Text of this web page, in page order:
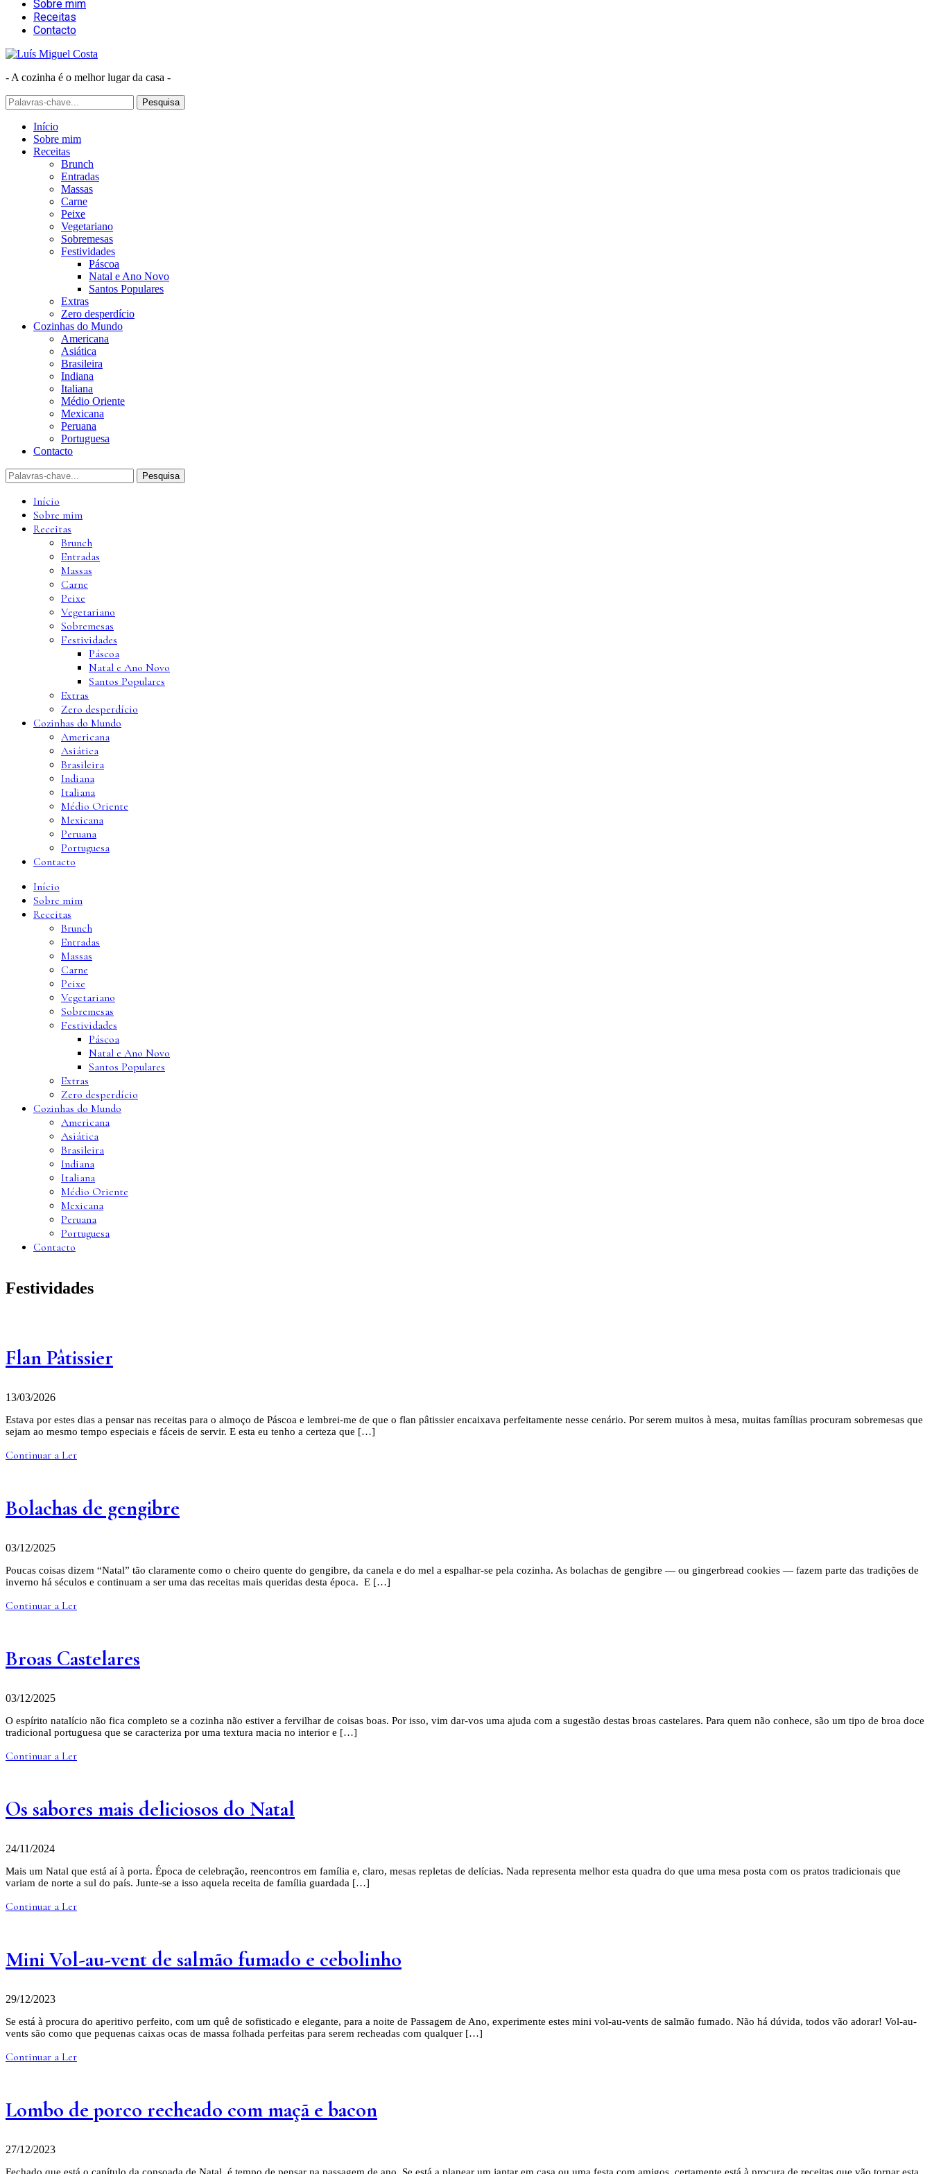
Sobre mim
Receitas
Contacto
- A cozinha é o melhor lugar da casa -
Início
Sobre mim
Receitas
Brunch
Entradas
Massas
Carne
Peixe
Vegetariano
Sobremesas
Festividades
Páscoa
Natal e Ano Novo
Santos Populares
Extras
Zero desperdício
Cozinhas do Mundo
Americana
Asiática
Brasileira
Indiana
Italiana
Médio Oriente
Mexicana
Peruana
Portuguesa
Contacto
Início
Sobre mim
Receitas
Brunch
Entradas
Massas
Carne
Peixe
Vegetariano
Sobremesas
Festividades
Páscoa
Natal e Ano Novo
Santos Populares
Extras
Zero desperdício
Cozinhas do Mundo
Americana
Asiática
Brasileira
Indiana
Italiana
Médio Oriente
Mexicana
Peruana
Portuguesa
Contacto
Início
Sobre mim
Receitas
Brunch
Entradas
Massas
Carne
Peixe
Vegetariano
Sobremesas
Festividades
Páscoa
Natal e Ano Novo
Santos Populares
Extras
Zero desperdício
Cozinhas do Mundo
Americana
Asiática
Brasileira
Indiana
Italiana
Médio Oriente
Mexicana
Peruana
Portuguesa
Contacto
Festividades
Flan Pâtissier
13/03/2026
Estava por estes dias a pensar nas receitas para o almoço de Páscoa e lembrei-me de que o flan pâtissier encaixava perfeitamente nesse cenário. Por serem muitos à mesa, muitas famílias procuram sobremesas que
sejam ao mesmo tempo especiais e fáceis de servir. E esta eu tenho a certeza que […]
Continuar a Ler
Bolachas de gengibre
03/12/2025
Poucas coisas dizem “Natal” tão claramente como o cheiro quente do gengibre, da canela e do mel a espalhar-se pela cozinha. As bolachas de gengibre — ou gingerbread cookies — fazem parte das tradições de
inverno há séculos e continuam a ser uma das receitas mais queridas desta época. E […]
Continuar a Ler
Broas Castelares
03/12/2025
O espírito natalício não fica completo se a cozinha não estiver a fervilhar de coisas boas. Por isso, vim dar-vos uma ajuda com a sugestão destas broas castelares. Para quem não conhece, são um tipo de broa doce
tradicional portuguesa que se caracteriza por uma textura macia no interior e […]
Continuar a Ler
Os sabores mais deliciosos do Natal
24/11/2024
Mais um Natal que está aí à porta. Época de celebração, reencontros em família e, claro, mesas repletas de delícias. Nada representa melhor esta quadra do que uma mesa posta com os pratos tradicionais que
variam de norte a sul do país. Junte-se a isso aquela receita de família guardada […]
Continuar a Ler
Mini Vol-au-vent de salmão fumado e cebolinho
29/12/2023
Se está à procura do aperitivo perfeito, com um quê de sofisticado e elegante, para a noite de Passagem de Ano, experimente estes mini vol-au-vents de salmão fumado. Não há dúvida, todos vão adorar! Vol-au-
vents são como que pequenas caixas ocas de massa folhada perfeitas para serem recheadas com qualquer […]
Continuar a Ler
Lombo de porco recheado com maçã e bacon
27/12/2023